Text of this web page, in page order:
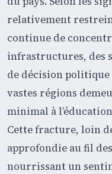
relativement
continue de
infrastructures, des
de décision politique
vastes régions
minimal à
Cette fracture, loin
approfondie au fil
nourrissant un